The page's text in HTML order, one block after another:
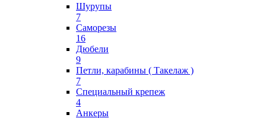
Шурупы
7
Саморезы
16
Дюбели
9
Петли, карабины ( Такелаж )
7
Специальный крепеж
4
Анкеры